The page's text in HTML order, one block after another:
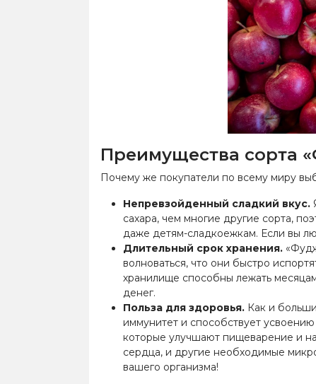
Преимущества сорта
Почему же покупатели по всему миру
Непревзойденный сладкий вкус.
сахара, чем многие другие сорта,
даже детям-сладкоежкам. Если вы
Длительный срок хранения.
волноваться, что они быстро
хранилище способны лежать
денег.
Польза для здоровья. Как и
иммунитет и способствует
которые улучшают пищеварение и
сердца, и другие необходимые
вашего организма!